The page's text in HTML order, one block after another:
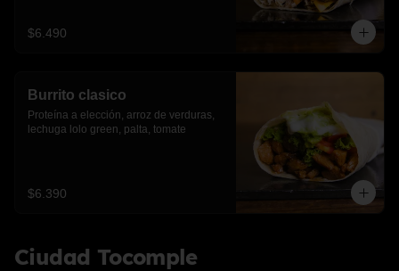
$6.490
Burrito clasico
Proteína a elección, arroz de verduras,
lechuga lolo green, palta, tomate
$6.390
Ciudad Tocomple